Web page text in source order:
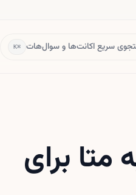
سریع اکانت‌ها و سوال‌هات ⌘K
برای